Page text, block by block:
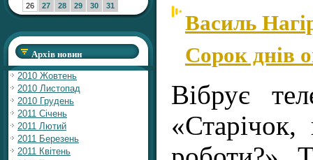
26
27 28 29 30 31
Архів новин
2010 Жовтень
2010 Листопад
2010 Грудень
2011 Січень
2011 Лютий
2011 Березень
2011 Квітень
Василь
Сорок днів
Вібрує